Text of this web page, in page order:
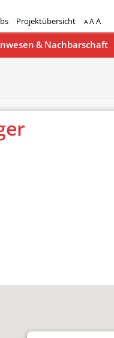
Projektübersicht A AA
& Nachbarschaft